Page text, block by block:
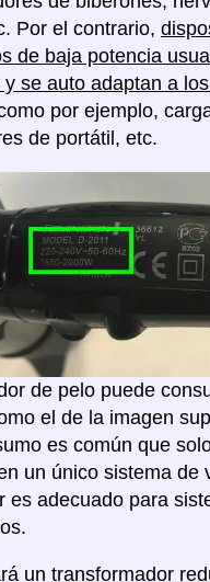
Por el contrario,
de baja potencia
y se auto adaptan a
por ejemplo,
de portátil, etc.
de pelo puede
el de la imagen
es común que
un único sistema de
es adecuado para
un transformador